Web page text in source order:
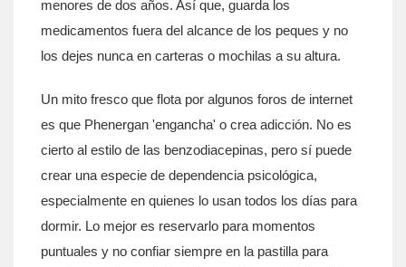
menores de dos años. Así que, guarda los
medicamentos fuera del alcance de los peques y no
los dejes nunca en carteras o mochilas a su altura.
Un mito fresco que flota por algunos foros de internet
es que Phenergan 'engancha' o crea adicción. No es
cierto al estilo de las benzodiacepinas, pero sí puede
crear una especie de dependencia psicológica,
especialmente en quienes lo usan todos los días para
dormir. Lo mejor es reservarlo para momentos
puntuales y no confiar siempre en la pastilla para